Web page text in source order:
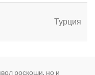
Турция
роскоши, но и